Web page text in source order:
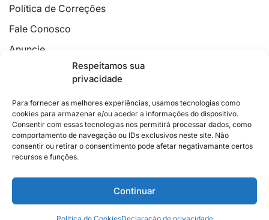
Respeitamos sua
privacidade
Para fornecer as melhores experiências, usamos tecnologias como
cookies para armazenar e/ou aceder a informações do dispositivo.
Consentir com essas tecnologias nos permitirá processar dados, como
comportamento de navegação ou IDs exclusivos neste site. Não
consentir ou retirar o consentimento pode afetar negativamante certos
recursos e funções.
Continuar
Política de Correções
Fale Conosco
Anuncie
Política de Cookies
PoderEditorialCidades
EconomiaPesquisas
Siga no Instagram